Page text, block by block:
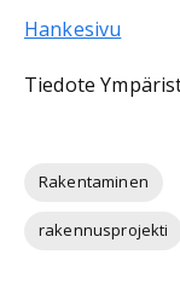
Hankesivu
Tiedote
Rakentaminen
rakennusprojekti